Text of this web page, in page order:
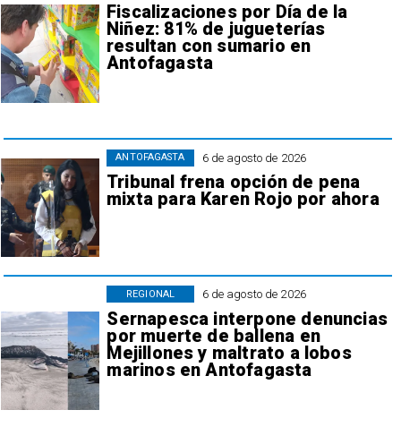
Fiscalizaciones por Día de la
Niñez: 81% de jugueterías
resultan con sumario en
Antofagasta
6 de agosto de 2026
Tribunal frena opción de pena
mixta para Karen Rojo por ahora
ANTOFAGASTA
6 de agosto de 2026
Sernapesca interpone denuncias
por muerte de ballena en
Mejillones y maltrato a lobos
marinos en Antofagasta
REGIONAL